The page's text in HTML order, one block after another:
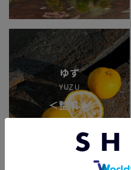
ゆず
YUZU
＜整肌＞